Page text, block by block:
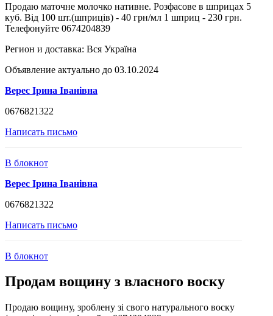
Продаю маточне молочко нативне. Розфасове в шприцах 5
куб. Від 100 шт.(шприців) - 40 грн/мл 1 шприц - 230 грн.
Телефонуйте 0674204839
Регион и доставка: Вся Україна
Объявление актуально до 03.10.2024
Верес Ірина Іванівна
0676821322
Написать письмо
В блокнот
Верес Ірина Іванівна
0676821322
Написать письмо
В блокнот
Продам вощину з власного воску
Продаю вощину, зроблену зі свого натурального воску